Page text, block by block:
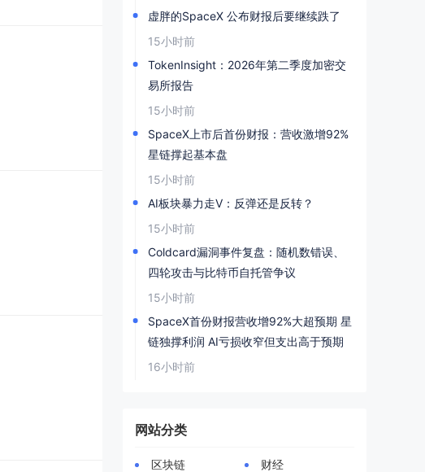
虚胖的SpaceX 公布财报后要继续跌了
15小时前
TokenInsight：2026年第二季度加密交
易所报告
15小时前
SpaceX上市后首份财报：营收激增92%
星链撑起基本盘
15小时前
AI板块暴力走V：反弹还是反转？
15小时前
Coldcard漏洞事件复盘：随机数错误、
四轮攻击与比特币自托管争议
15小时前
SpaceX首份财报营收增92%大超预期 星
链独撑利润 AI亏损收窄但支出高于预期
16小时前
网站分类
区块链
财经